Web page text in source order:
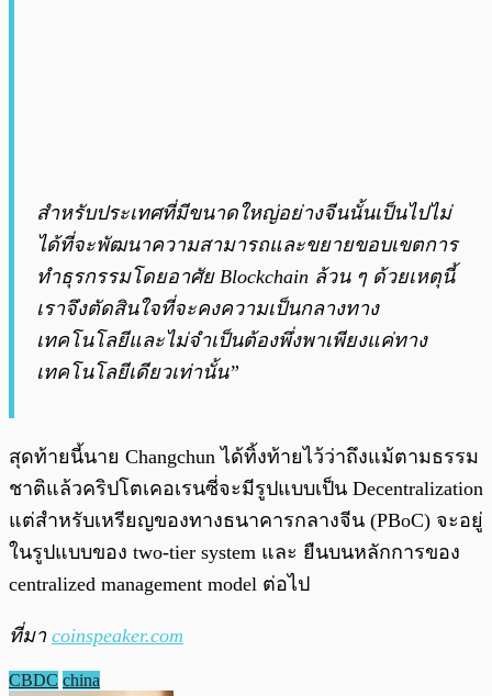
สำหรับประเทศที่มีขนาดใหญ่อย่างจีนนั้นเป็นไปไม่
ได้ที่จะพัฒนาความสามารถและขยายขอบเขตการ
ทำธุรกรรมโดยอาศัย Blockchain ล้วน ๆ ด้วยเหตุนี้
เราจึงตัดสินใจที่จะคงความเป็นกลางทาง
เทคโนโลยีและไม่จำเป็นต้องพึ่งพาเพียงแค่ทาง
เทคโนโลยีเดียวเท่านั้น”
สุดท้ายนี้นาย Changchun ได้ทิ้งท้ายไว้ว่าถึงแม้ตามธรรม
ชาติแล้วคริปโตเคอเรนซี่จะมีรูปแบบเป็น Decentralization
แต่สำหรับเหรียญของทางธนาคารกลางจีน (PBoC) จะอยู่
ในรูปแบบของ two-tier system และ ยืนบนหลักการของ
centralized management model ต่อไป
ที่มา coinspeaker.com
CBDC china